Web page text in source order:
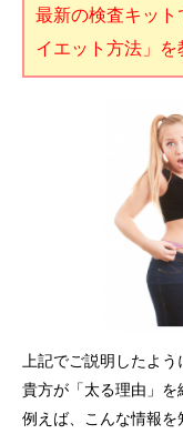
最新の検査キッ
イエット方法」を
上記でご説明したよ
貴方が「太る理由」を
例えば、こんな情報を